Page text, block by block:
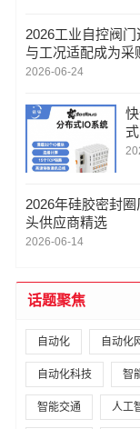
2026工业自控阀
与工况适配成为采
2026-06-24
2026年硅胶密封
头供应商精选
2026-06-14
话题聚焦
自动化 自动化
自动化科技 智
智能交通 人工